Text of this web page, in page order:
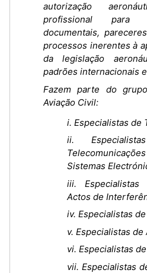
autorização
profissional para
documentais,
processos inerentes à
da legislação
padrões internacionais
Fazem parte do
Aviação Civil:
i. Especialistas de
ii.
Sistemas
iii. Especialistas
Actos de
iv. Especialistas
v. Especialistas
vi. Especialistas
vii. Especialistas